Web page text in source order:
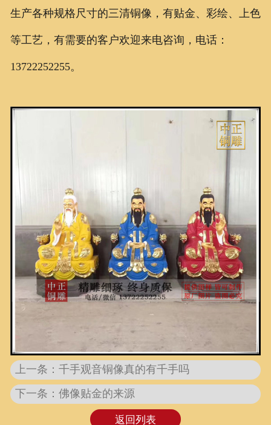
生产各种规格尺寸的三清铜像，有贴金、彩绘、上色
等工艺，有需要的客户欢迎来电咨询，电话：
13722252255。
上一条：千手观音铜像真的有千手吗
下一条：佛像贴金的来源
返回列表